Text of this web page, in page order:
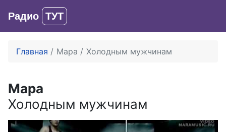
Радио ТУТ
Главная Мара Холодным мужчинам
Мара
Холодным мужчинам